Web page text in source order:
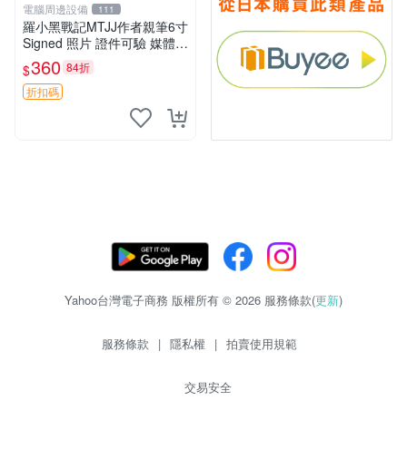
電腦周邊設備 111
羅小黑戰記MTJJ作者親筆6寸
Signed 照片 證件可驗 媒體友
人提供 羅小黑戰記 MTJJ 署
名 照片 宣傳活動 直營店
$360 84折
折扣碼
Yahoo台灣電子商務 版權所有 © 2026 服務條款(更新)
服務條款 | 隱私權 | 拍賣使用規範
交易安全